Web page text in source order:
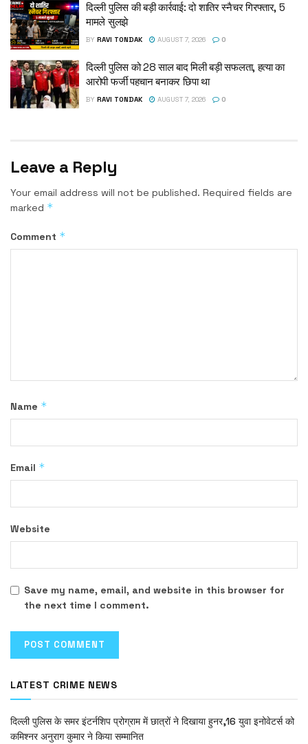
दिल्ली पुलिस की बड़ी कार्रवाई: दो शातिर स्नैचर गिरफ्तार, 5
मामले सुलझे
BY RAVI TONDAK AUGUST 7, 2026 0
दिल्ली पुलिस को 28 साल बाद मिली बड़ी सफलता, हत्या का
आरोपी फर्जी पहचान बनाकर छिपा था
BY RAVI TONDAK AUGUST 7, 2026 0
Leave a Reply
Your email address will not be published. Required fields are
marked *
Comment *
Name *
Email *
Website
Save my name, email, and website in this browser for
the next time I comment.
LATEST CRIME NEWS
दिल्ली पुलिस के समर इंटर्नशिप प्रोग्राम में छात्रों ने दिखाया हुनर,16 युवा इनोवेटर्स को
कमिश्नर अनुराग कुमार ने किया सम्मानित